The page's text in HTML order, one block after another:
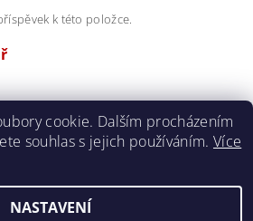
k této položce.
cookie. Dalším procházením
souhlas s jejich používáním. Více
NASTAVENÍ